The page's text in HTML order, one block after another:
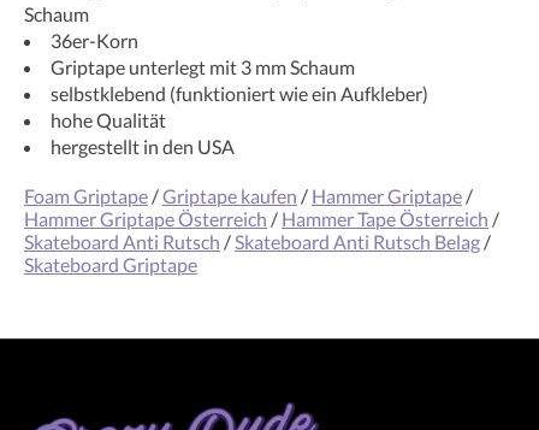
Schaum
36er-Korn
Griptape unterlegt mit 3 mm Schaum
selbstklebend (funktioniert wie ein Aufkleber)
hohe Qualität
hergestellt in den USA
Foam Griptape /Griptape kaufen / Hammer Griptape /
Hammer Griptape Österreich / Hammer Tape Österreich /
Skateboard Anti Rutsch / Skateboard Anti Rutsch Belag /
Skateboard Griptape